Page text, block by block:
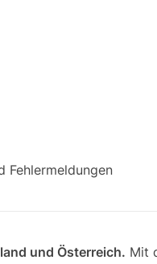
Fehlermeldungen
und Österreich. Mit